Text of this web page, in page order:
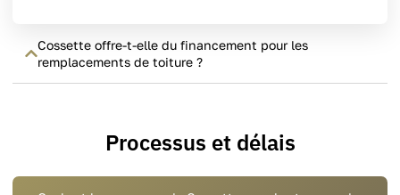
Cossette offre-t-elle du financement pour les
remplacements de toiture ?
Processus et délais